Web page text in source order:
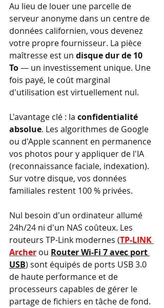
Au lieu de louer une parcelle de
serveur anonyme dans un centre de
données californien, vous devenez
votre propre fournisseur. La pièce
maîtresse est un disque dur de 10
To — un investissement unique. Une
fois payé, le coût marginal
d'utilisation est virtuellement nul.
L'avantage clé : la confidentialité
absolue. Les algorithmes de Google
ou d'Apple scannent en permanence
vos photos pour y appliquer de l'IA
(reconnaissance faciale, indexation).
Sur votre disque, vos données
familiales restent 100 % privées.
Nul besoin d'un ordinateur allumé
24h/24 ni d'un NAS coûteux. Les
routeurs TP-Link modernes (TP-LINK
Archer ou Router Wi-Fi 7 avec port
USB) sont équipés de ports USB 3.0
de haute performance et de
processeurs capables de gérer le
partage de fichiers en tâche de fond.